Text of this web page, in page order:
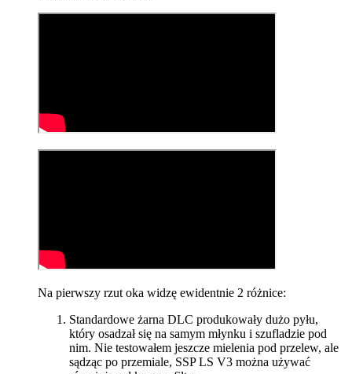
Na pierwszy rzut oka widzę ewidentnie 2 różnice:
Standardowe żarna DLC produkowały dużo pyłu,
który osadzał się na samym młynku i szufladzie pod
nim. Nie testowałem jeszcze mielenia pod przelew, ale
sądząc po przemiale, SSP LS V3 można używać